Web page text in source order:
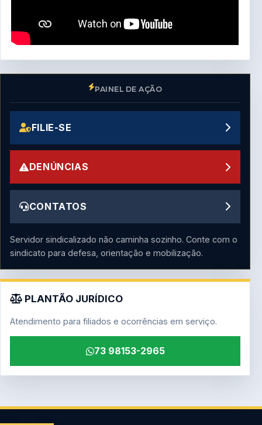
PAINEL DE AÇÃO
FILIE-SE
DENÚNCIAS
CONTATOS
Servidor sindicalizado não caminha sozinho. Conte com o
sindicato para defesa, orientação e mobilização.
PLANTÃO JURÍDICO
Atendimento para filiados e ocorrências em serviço.
73 98153-2965